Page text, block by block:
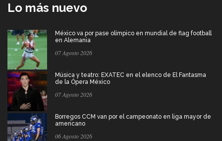
Lo más nuevo
México va por pase olímpico en mundial de flag football
en Alemania
07 Agosto 2026
Música y teatro: EXATEC en el elenco de El Fantasma
de la Ópera México
07 Agosto 2026
Borregos CCM van por el campeonato en liga mayor de
americano
06 Agosto 2026